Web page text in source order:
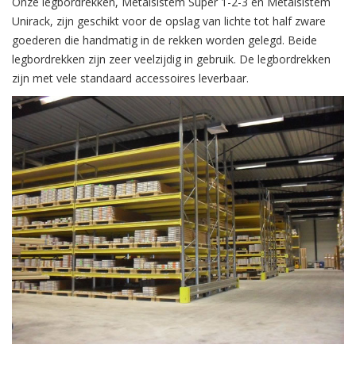
Unirack, zijn geschikt voor de opslag van lichte tot half zware
goederen die handmatig in de rekken worden gelegd. Beide
legbordrekken zijn zeer veelzijdig in gebruik. De legbordrekken
zijn met vele standaard accessoires leverbaar.